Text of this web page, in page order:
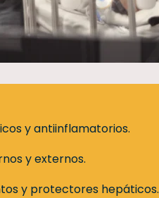
y antiinflamatorios.
y externos.
y protectores hepáticos.